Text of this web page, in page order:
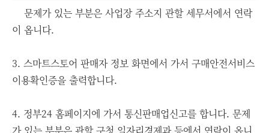
문제가 있는 부분은 사업장 주소지 관할 세무서에서 연락
이 옵니다.
3. 스마트스토어 판매자 정보 화면에서 가서 구매안전서비스
이용확인증을 출력합니다.
4. 정부24 홈페이지에 가서 통신판매업신고를 합니다. 문제